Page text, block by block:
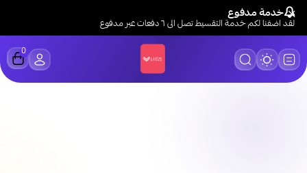
خدمة مدفوع
لقد اضفنا لكم خدمة التقسيط تصل الى ٦ دفعات عبر مدفوع
LUCK STORE
0